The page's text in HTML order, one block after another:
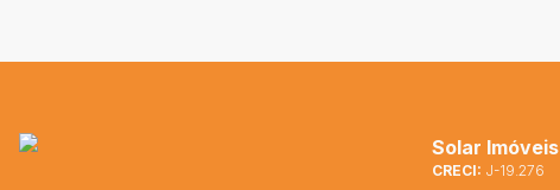
Solar Imóveis
CRECI: J-19.276